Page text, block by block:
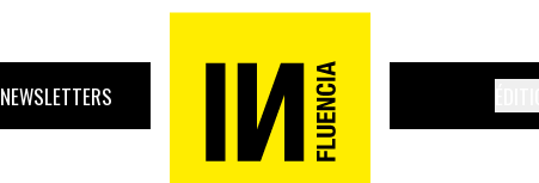
NEWSLETTERS